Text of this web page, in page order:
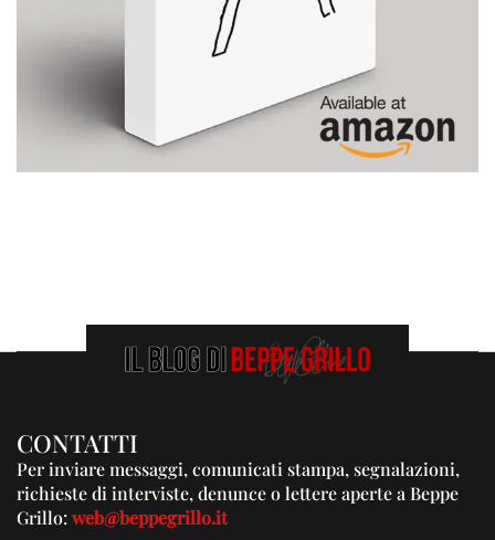
CONTATTI
Per inviare messaggi, comunicati stampa, segnalazioni,
richieste di interviste, denunce o lettere aperte a Beppe
Grillo:web@beppegrillo.it